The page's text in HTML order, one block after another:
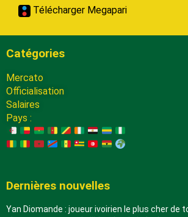
Télécharger Megapari
Catégories
Mercato
Officialisation
Salaires
Pays :
Dernières nouvelles
Yan Diomande : joueur ivoirien le plus cher de